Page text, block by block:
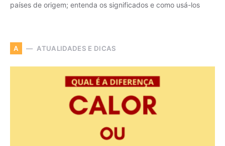
países de origem; entenda os significados e como usá-los
A ATUALIDADES E DICAS